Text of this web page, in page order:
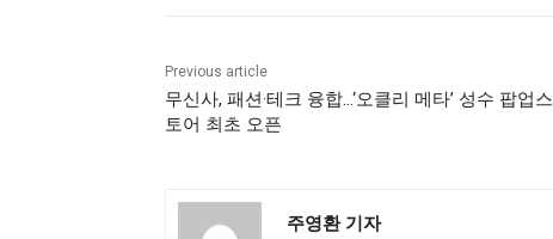
Previous article
무신사, 패션·테크 융합…‘오클리 메타’ 성수 팝업스
토어 최초 오픈
주영환 기자